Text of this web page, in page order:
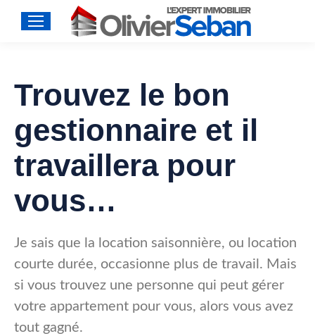
Trouvez le bon
gestionnaire et il
travaillera pour
vous…
Je sais que la location saisonnière, ou location
courte durée, occasionne plus de travail. Mais
si vous trouvez une personne qui peut gérer
votre appartement pour vous, alors vous avez
tout gagné.